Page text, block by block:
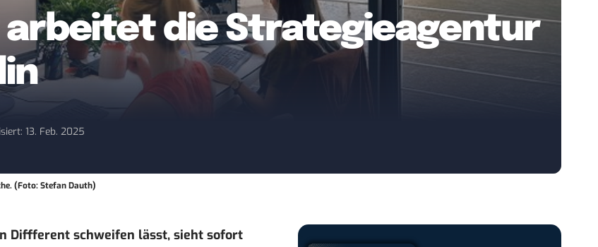
arbeitet die Strategieagentur
13. Feb. 2025
(Foto: Stefan Dauth)
Diffferent schweifen lässt, sieht sofort